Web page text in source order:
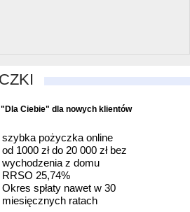
Ciebie" dla nowych klientów
szybka pożyczka online
od 1000 zł do 20 000 zł bez
wychodzenia z domu
RRSO 25,74%
Okres spłaty nawet w 30
miesięcznych ratach